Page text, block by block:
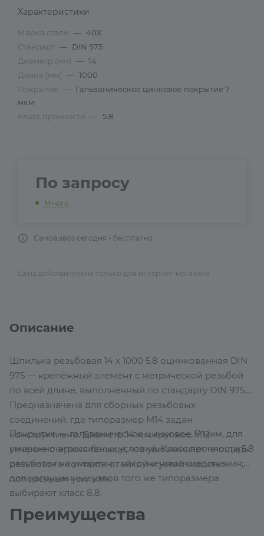
Характеристики
Марка стали — 40Х
Стандарт — DIN 975
Диаметр (мм) — 14
Длина (мм) — 1000
Покрытие — Гальваническое цинковое покрытие 7
мкм
Класс прочности
— 5.8
По запросу
Много
Самовывоз сегодня - бесплатно
Цена действительна только для интернет-магазина
Описание
Шпилька резьбовая 14 х 1000 5.8 оцинкованная DIN
975 — крепёжный элемент с метрической резьбой
по всей длине, выполненный по стандарту DIN 975.
Предназначена для сборных резьбовых
соединений, где типоразмер М14 задан
конструктивно. Диаметр 14 мм крупнее М12 —
сечение стержня больше, что увеличивает площадь
резьбового контакта с гайкой и устойчивость к
поперечным усилиям.
Покрытие — гальваническое цинковое, 7 мкм, для
умеренно агрессивных условий. Класс прочности 5.8
рассчитан на умеренно нагруженные соединения;
для нагруженных узлов того же типоразмера
выбирают класс 8.8.
Преимущества